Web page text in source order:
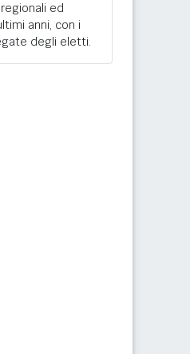
regionali ed
anni, con i
degli eletti.